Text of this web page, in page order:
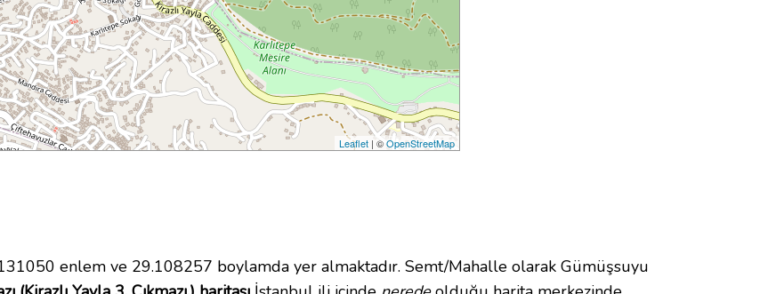
Leaflet | ©OpenStreetMap
enlem ve 29.108257 boylamda yer almaktadır. Semt/Mahalle olarak Gümüşsuyu